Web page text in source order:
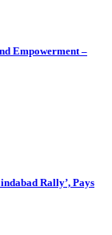
Empowerment –
Rally’, Pays